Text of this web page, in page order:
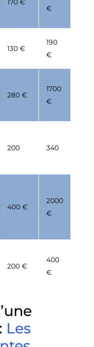
170 €
€
130 €
190
€
280 €
1700
€
200 340
400 €
2000
€
200 €
400
€
Les